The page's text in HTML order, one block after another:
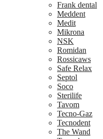
Frank dental
Meddent
Medit
Mikrona
NSK
Romidan
Rossicaws
Safe Relax
Septol
Soco
Sterilife
Tavom
Tecno-Gaz
Tecnodent
The Wand